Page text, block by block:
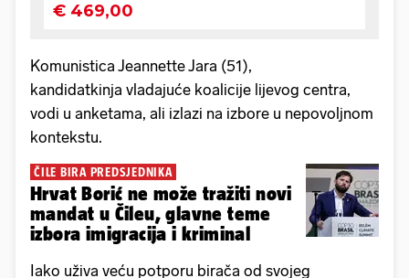
Komunistica Jeannette Jara (51),
kandidatkinja vladajuće koalicije lijevog centra,
vodi u anketama, ali izlazi na izbore u nepovoljnom
kontekstu.
ČILE BIRA PREDSJEDNIKA
Hrvat Borić ne može tražiti novi
mandat u Čileu, glavne teme
izbora imigracija i kriminal
Iako uživa veću potporu birača od svojeg